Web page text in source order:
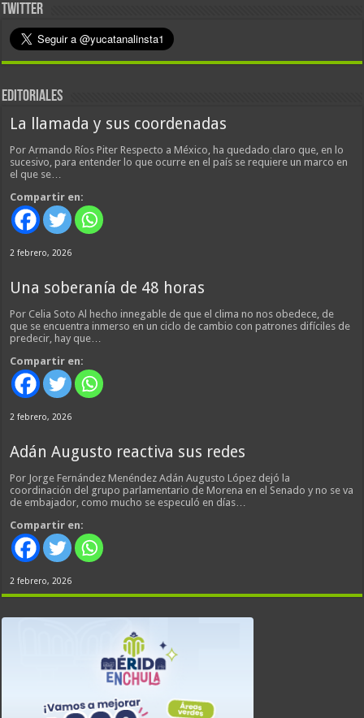
TWITTER
EDITORIALES
La llamada y sus coordenadas
Por Armando Ríos Piter Respecto a México, ha quedado claro que, en lo
sucesivo, para entender lo que ocurre en el país se requiere un marco en
el que se…
Compartir en:
2 febrero, 2026
Una soberanía de 48 horas
Por Celia Soto Al hecho innegable de que el clima no nos obedece, de
que se encuentra inmerso en un ciclo de cambio con patrones difíciles de
predecir, hay que…
Compartir en:
2 febrero, 2026
Adán Augusto reactiva sus redes
Por Jorge Fernández Menéndez Adán Augusto López dejó la
coordinación del grupo parlamentario de Morena en el Senado y no se va
de embajador, como mucho se especuló en días…
Compartir en:
2 febrero, 2026